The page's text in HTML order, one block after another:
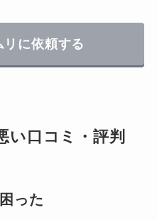
に依頼する
い口コミ・評判
った